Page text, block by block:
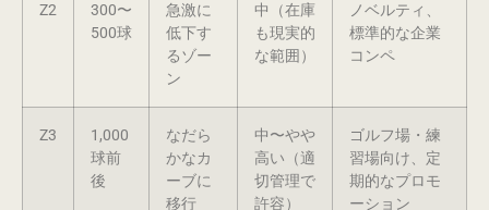
Z2
300〜
500球
急激に
低下す
るゾー
ン
中（在庫
も現実的
な範囲）
ノベルティ、
標準的な企業
コンペ
Z3
1,000
球前
後
なだら
かなカ
ーブに
移行
中〜やや
高い（適
切管理で
許容）
ゴルフ場・練
習場向け、定
期的なプロモ
ーション